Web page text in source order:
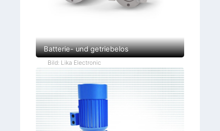
Batterie- und getriebelos
Bild: Lika Electronic